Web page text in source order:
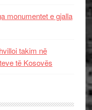
monumentet e gjalla
takim në
të Kosovës